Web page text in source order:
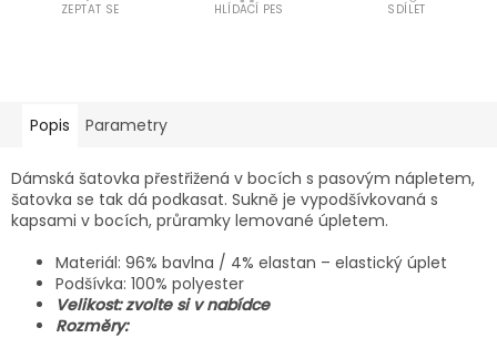
ZEPTAT SE HLÍDACÍ PES SDÍLET
Popis Parametry
Dámská šatovka přestřižená v bocích s pasovým nápletem,
šatovka se tak dá podkasat. Sukně je vypodšívkovaná s
kapsami v bocích, průramky lemované úpletem.
Materiál: 96% bavlna / 4% elastan – elastický úplet
Podšívka: 100% polyester
Velikost: zvolte si v nabídce
Rozměry: